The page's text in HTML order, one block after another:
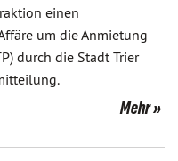
einen
um die Anmietung
durch die Stadt Trier
Mehr